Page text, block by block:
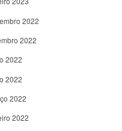
2022
2022
2022
2022
2022
2022